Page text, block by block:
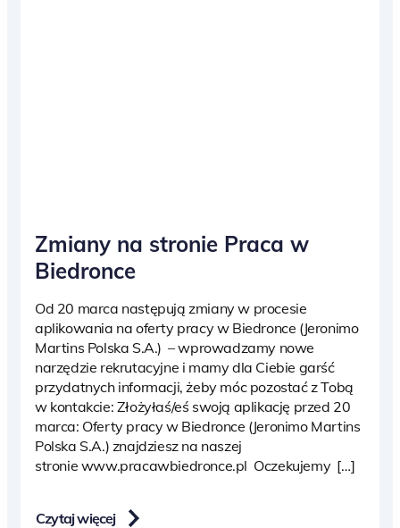
Zmiany na stronie Praca w
Biedronce
Od 20 marca następują zmiany w procesie
aplikowania na oferty pracy w Biedronce (Jeronimo
Martins Polska S.A.) – wprowadzamy nowe
narzędzie rekrutacyjne i mamy dla Ciebie garść
przydatnych informacji, żeby móc pozostać z Tobą
w kontakcie: Złożyłaś/eś swoją aplikację przed 20
marca: Oferty pracy w Biedronce (Jeronimo Martins
Polska S.A.) znajdziesz na naszej
stronie www.pracawbiedronce.pl Oczekujemy […]
Czytaj więcej